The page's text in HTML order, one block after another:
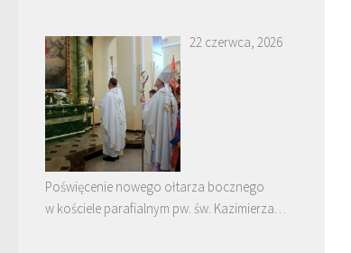
22 czerwca, 2026
Poświęcenie nowego ołtarza bocznego
w kościele parafialnym pw. św. Kazimierza